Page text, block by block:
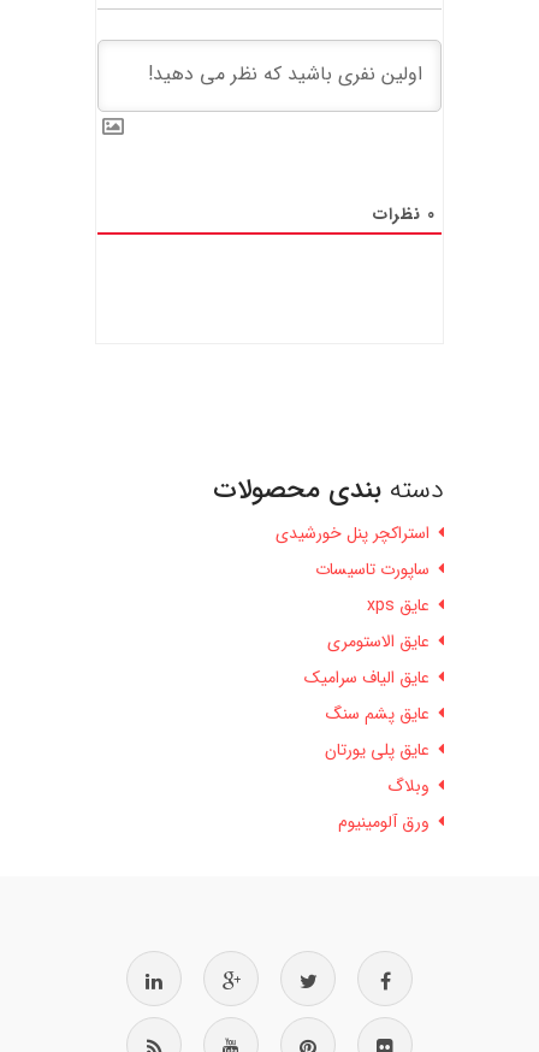
0 نظرات
دسته بندی محصولات
استراکچر پنل خورشیدی
ساپورت تاسیسات
عایق xps
عایق الاستومری
عایق الیاف سرامیک
عایق پشم سنگ
عایق پلی یورتان
وبلاگ
ورق آلومینیوم